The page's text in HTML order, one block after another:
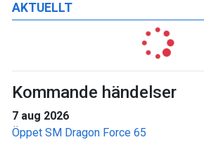
AKTUELLT
Kommande händelser
7 aug 2026
Öppet SM Dragon Force 65